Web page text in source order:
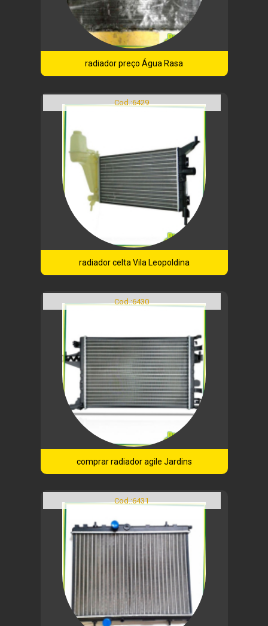
radiador preço Água Rasa
Cod.:6429
radiador celta Vila Leopoldina
Cod.:6430
comprar radiador agile Jardins
Cod.:6431